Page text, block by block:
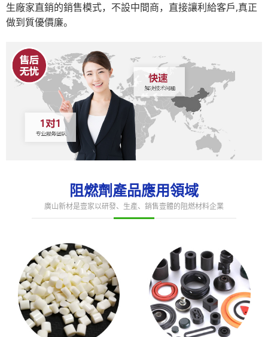
生廠家直銷的銷售模式，不設中間商，直接讓利給客戶,真正
做到質優價廉。
阻燃劑產品應用領域
廣山新材是壹家以研發、生產、銷售壹體的阻燃材料企業